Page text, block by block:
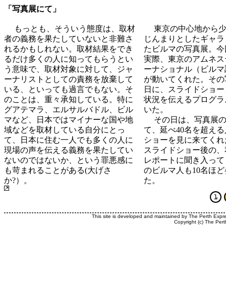
「写真展にて」
もっとも、そういう態度は、取材
者の義務を果たしていないと非難さ
れるかもしれない。取材結果をでき
るだけ多くの人に知ってもらうとい
う意味で、取材対象に対して、ジャ
ーナリストとしての責務を放棄して
いる、といっても過言でもない。そ
のことは、重々承知している。特に
グアテマラ、エルサルバドル、ビル
マなど、日本ではマイナーな国や地
域などを取材している自分にとっ
て、日本に住む一人でも多くの人に
現場の声を伝える義務を果たしてい
ないのではないか、という罪悪感に
も苛まれることがある(大げさ
か?）。
東京の中心地から
じんまりとしたギャ
たビルマの写真展。
実際、東京のアムネ
ーナショナル（ビル
が動いてくれた。そ
日に、スライドショ
状況を伝えるプログ
いた。
その日は、写真展
て、延べ40名を超え
ショーを見に来てく
スライドショー後の
レポートに聞き入っ
のビルマ人も10名ほ
た。
This site is developed and maintained by The Perth
Copyright (c) The